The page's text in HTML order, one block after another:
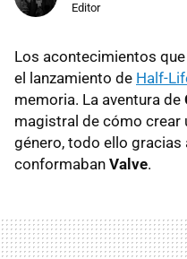
Editor
Los acontecimientos
el lanzamiento de Half-
memoria. La aventura de
magistral de cómo crear
género, todo ello
conformaban Valve.